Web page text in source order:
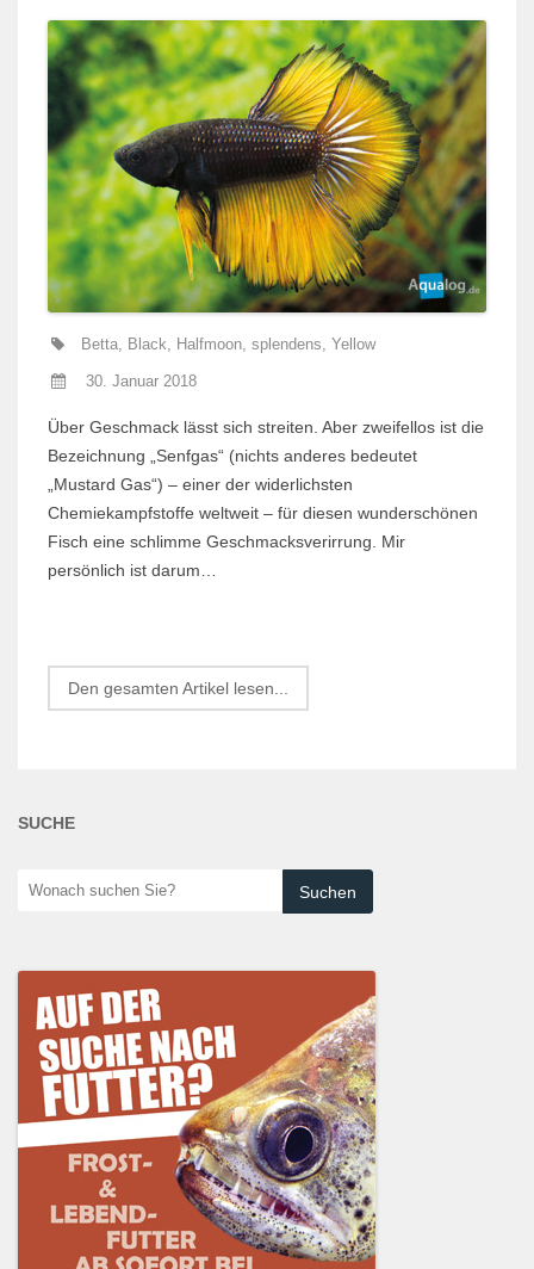
Betta, Black, Halfmoon, splendens, Yellow
30. Januar 2018
Über Geschmack lässt sich streiten. Aber zweifellos ist die
Bezeichnung „Senfgas“ (nichts anderes bedeutet
„Mustard Gas“) – einer der widerlichsten
Chemiekampfstoffe weltweit – für diesen wunderschönen
Fisch eine schlim­me Geschmacksverirrung. Mir
persönlich ist darum…
Den gesamten Artikel lesen...
SUCHE
Wonach